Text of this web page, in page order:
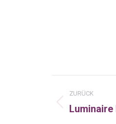
ZURÜCK
Vorheriger
Luminaire